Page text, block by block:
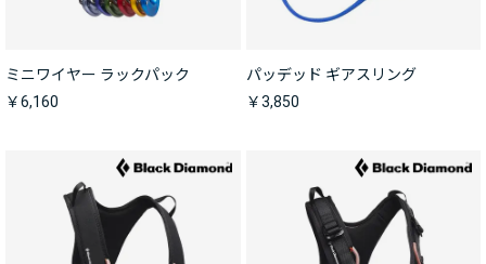
ミニワイヤー ラックパック
￥6,160
パッデッド ギアスリング
￥3,850